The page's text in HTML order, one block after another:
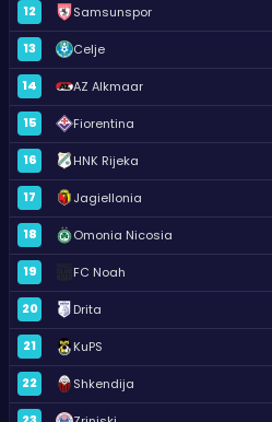
12 Samsunspor
13 Celje
14 AZ Alkmaar
15 Fiorentina
16 HNK Rijeka
17 Jagiellonia
18 Omonia Nicosia
19 FC Noah
20 Drita
21 KuPS
22 Shkendija